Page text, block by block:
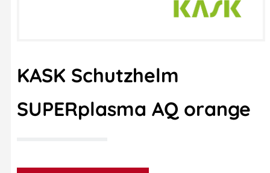
KASK Schutzhelm
SUPERplasma AQ orange